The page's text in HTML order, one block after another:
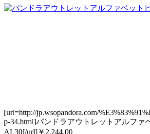
[url=http://jp.wsopandora.com/
p-34.html]パンドラアウトレットアルファ
AL30[/url]￥2,244.00